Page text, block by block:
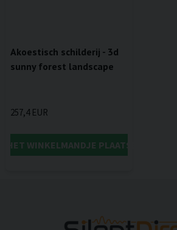
Akoestisch schilderij - 3d
sunny forest landscape
257,4 EUR
HET WINKELMANDJE PLAATSEN